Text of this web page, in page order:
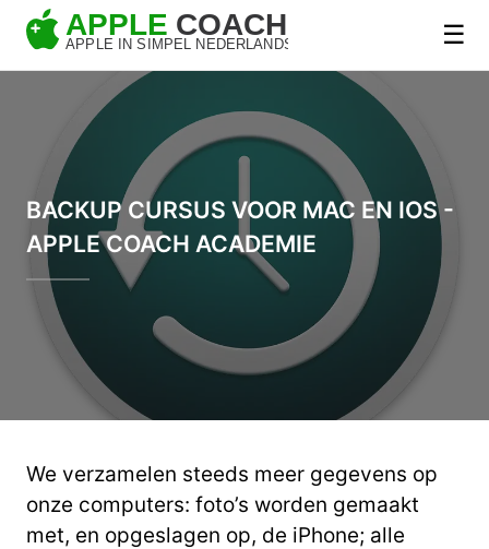
☰
BACKUP CURSUS VOOR MAC EN IOS -
APPLE COACH ACADEMIE
We verzamelen steeds meer gegevens op
onze computers: foto’s worden gemaakt
met, en opgeslagen op, de iPhone; alle